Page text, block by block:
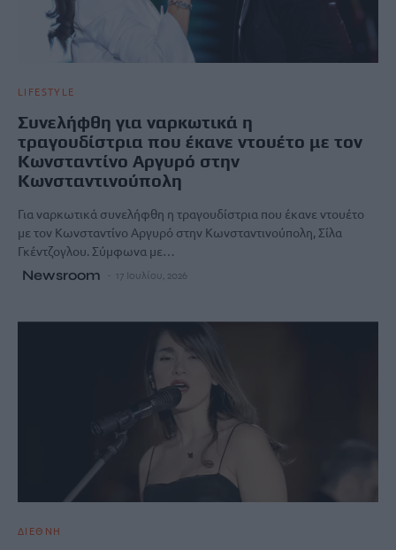
LIFESTYLE
Συνελήφθη για ναρκωτικά η
τραγουδίστρια που έκανε ντουέτο με τον
Κωνσταντίνο Αργυρό στην
Κωνσταντινούπολη
Για ναρκωτικά συνελήφθη η τραγουδίστρια που έκανε ντουέτο
με τον Κωνσταντίνο Αργυρό στην Κωνσταντινούπολη, Σίλα
Γκέντζογλου. Σύμφωνα με…
Newsroom 17 Ιουλίου, 2026
ΔΙΕΘΝΗ